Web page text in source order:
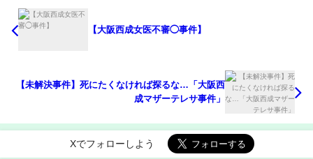
【大阪西成女医不審◯事件】
【未解決事件】死にたくなければ探るな…「大阪西
成マザーテレサ事件」
Xでフォローしよう